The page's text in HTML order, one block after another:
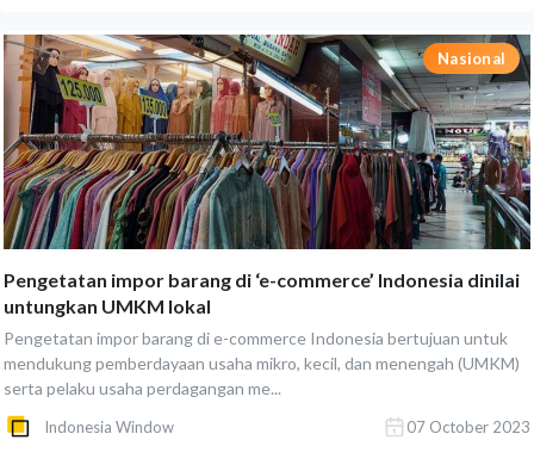
Nasional
Pengetatan impor barang di ‘e-commerce’ Indonesia dinilai
untungkan UMKM lokal
Pengetatan impor barang di e-commerce Indonesia bertujuan untuk
mendukung pemberdayaan usaha mikro, kecil, dan menengah (UMKM)
serta pelaku usaha perdagangan me...
Indonesia Window 07 October 2023